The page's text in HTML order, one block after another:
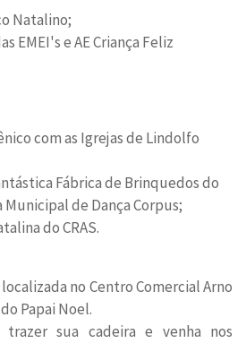
Natalino;
EMEI's e AE Criança Feliz
com as Igrejas de Lindolfo
Fábrica de Brinquedos do
Municipal de Dança Corpus;
do CRAS.
no Centro Comercial Arno
Papai Noel.
sua cadeira e venha nos